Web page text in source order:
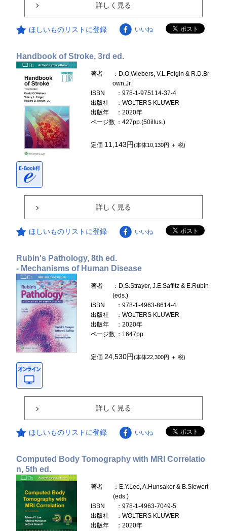
詳しく見る
ほしいものリストに登録 いいね
Handbook of Stroke, 3rd ed.
著者
：D.O.Wiebers, V.L.Feigin & R.D.Br
own,Jr.
ISBN
：978-1-975114-37-4
出版社
：WOLTERS KLUWER
出版年
：2020年
ページ数 ：427pp.(50illus.)
定価 11,143円(本体10,130円 ＋ 税)
詳しく見る
ほしいものリストに登録 いいね
Rubin's Pathology, 8th ed.
- Mechanisms of Human Disease
著者
：D.S.Strayer, J.E.Saffitz & E.Rubin
(eds.)
ISBN
：978-1-4963-8614-4
出版社
：WOLTERS KLUWER
出版年
：2020年
ページ数 ：1647pp.
定価24,530円(本体22,300円 ＋ 税)
詳しく見る
ほしいものリストに登録 いいね
Computed Body Tomography with MRI Correlatio
n, 5th ed.
著者
：E.Y.Lee, A.Hunsaker & B.Siewert
(eds.)
ISBN
：978-1-4963-7049-5
出版社
：WOLTERS KLUWER
出版年
：2020年